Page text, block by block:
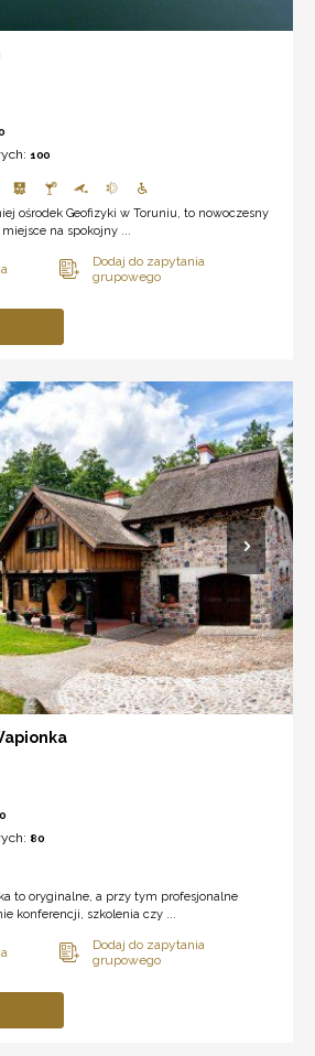
100
ośrodek Geofizyki w Toruniu, to nowoczesny
na spokojny ...
80
to oryginalne, a przy tym profesjonalne
konferencji, szkolenia czy ...